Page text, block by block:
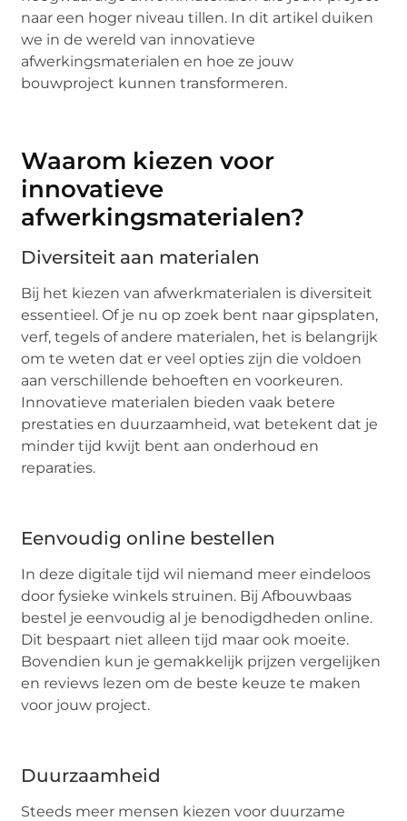
naar een hoger niveau tillen. In dit artikel duiken
we in de wereld van innovatieve
afwerkingsmaterialen en hoe ze jouw
bouwproject kunnen transformeren.
Waarom kiezen voor
innovatieve
afwerkingsmaterialen?
Diversiteit aan materialen
Bij het kiezen van afwerkmaterialen is diversiteit
essentieel. Of je nu op zoek bent naar gipsplaten,
verf, tegels of andere materialen, het is belangrijk
om te weten dat er veel opties zijn die voldoen
aan verschillende behoeften en voorkeuren.
Innovatieve materialen bieden vaak betere
prestaties en duurzaamheid, wat betekent dat je
minder tijd kwijt bent aan onderhoud en
reparaties.
Eenvoudig online bestellen
In deze digitale tijd wil niemand meer eindeloos
door fysieke winkels struinen. Bij Afbouwbaas
bestel je eenvoudig al je benodigdheden online.
Dit bespaart niet alleen tijd maar ook moeite.
Bovendien kun je gemakkelijk prijzen vergelijken
en reviews lezen om de beste keuze te maken
voor jouw project.
Duurzaamheid
Steeds meer mensen kiezen voor duurzame